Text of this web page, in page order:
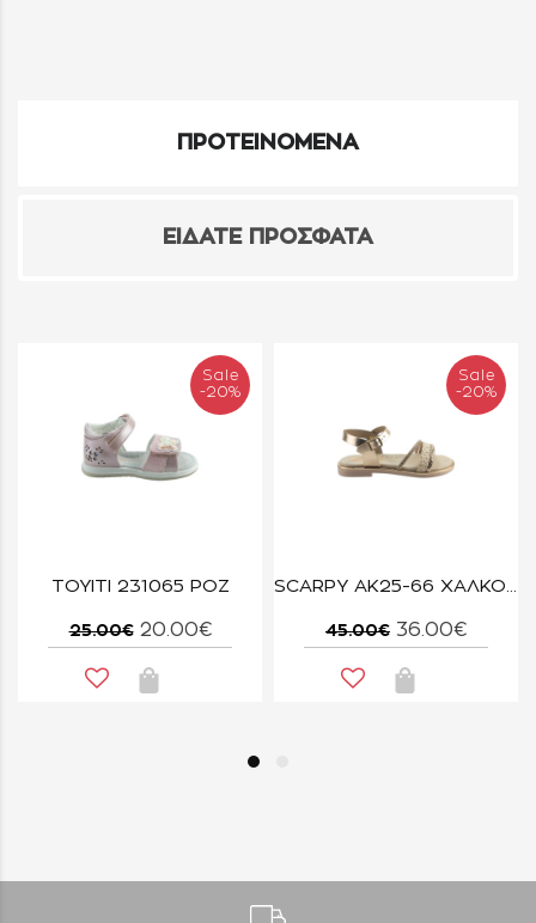
ΠΡΟΤΕΙΝΟΜΕΝΑ
ΕΙΔΑΤΕ ΠΡΟΣΦΑΤΑ
Sale
-20%
TOYITI 231065 ΡΟΖ
25.00€ 20.00€
Sale
-20%
SCARPY AK25-66 ΧΑΛΚΟΣ
45.00€ 36.00€